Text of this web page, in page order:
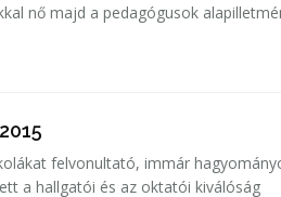
nő majd a pedagógusok
felvonultató, immár
a hallgatói és az oktatói kiválóság